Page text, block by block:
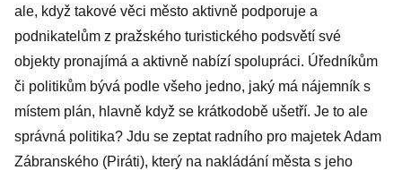
ale, když takové věci město aktivně podporuje a
podnikatelům z pražského turistického podsvětí své
objekty pronajímá a aktivně nabízí spolupráci. Úředníkům
či politikům bývá podle všeho jedno, jaký má nájemník s
místem plán, hlavně když se krátkodobě ušetří. Je to ale
správná politika? Jdu se zeptat radního pro majetek Adam
Zábranského (Piráti), který na nakládání města s jeho